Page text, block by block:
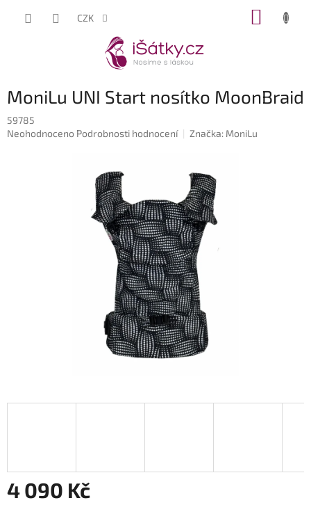
CZK
MoniLu UNI Start nosítko MoonBraid
59785
Průměrné
Neohodnoceno Podrobnosti hodnocení Značka: MoniLu
4 090 Kč